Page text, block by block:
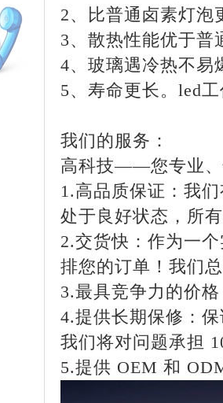
2、比普通卤素灯泡
3、散热性能优于普
4、玻璃遇冷热不易
5、寿命更长。led
我们的服务：
高科技——您专业、
1.高品质保证：我
处于良好状态，所
2.交货快：作为一
排您的订单！我们
3.最具竞争力的价
4.提供长期保修：
我们将对问题承担
5.提供 OEM 和